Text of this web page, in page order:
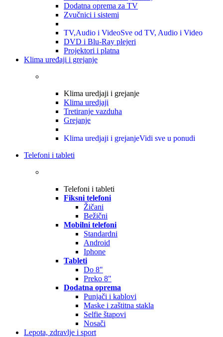
Dodatna oprema za TV
Zvučnici i sistemi
TV,Audio i VideoSve od TV, Audio i Video
DVD i Blu-Ray plejeri
Projektori i platna
Klima uređaji i grejanje
Klima uredjaji i grejanje
Klima uredjaji
Tretiranje vazduha
Grejanje
Klima uredjaji i grejanjeVidi sve u ponudi
Telefoni i tableti
Telefoni i tableti
Fiksni telefoni
Žičani
Bežični
Mobilni telefoni
Standardni
Android
Iphone
Tableti
Do 8"
Preko 8"
Dodatna oprema
Punjači i kablovi
Maske i zaštitna stakla
Selfie štapovi
Nosači
Lepota, zdravlje i sport